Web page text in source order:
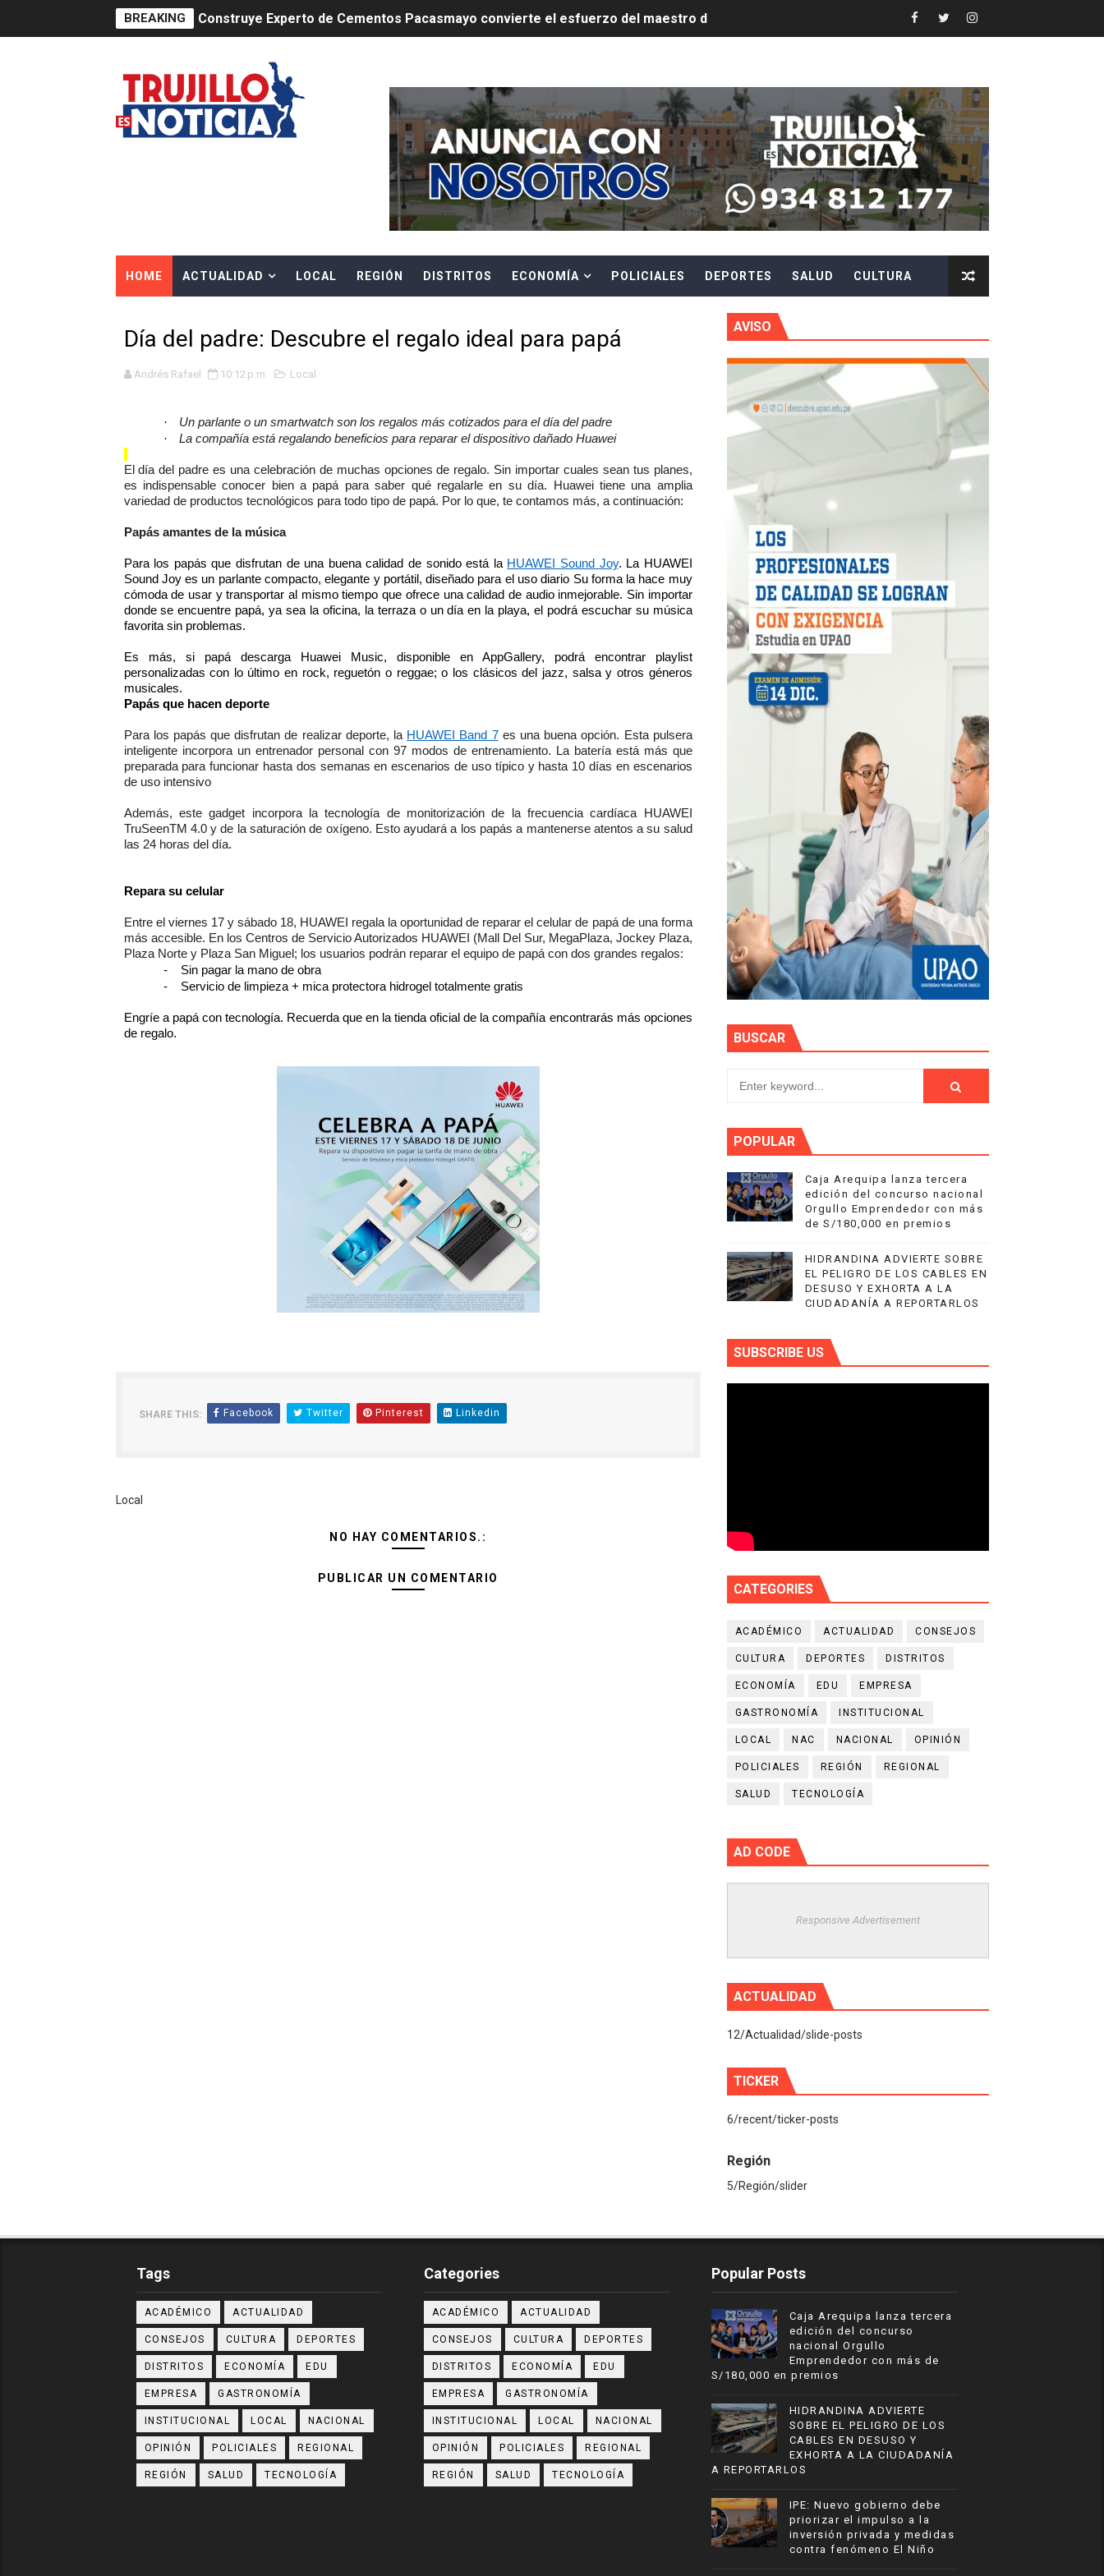
BREAKING Construye Experto de Cementos Pacasmayo convierte el esfuerzo del maestro de obra en beneficios para toda su familia
IPE: Nuevo gobierno debe priorizar el impulso a la inversión privada y medidas contra fenómeno El Niño
HIDRANDINA ALERTA SOBRE FALSOS TRABAJADORES Y BRINDA RECOMENDACIONES PARA EVITAR ROBOS Y ESTAFAS
HIDRANDINA ADVIERTE SOBRE EL PELIGRO DE LOS CABLES EN DESUSO Y EXHORTA A LA CIUDADANÍA A REPORTARLOS
HASTA EL 2 DE AGOSTO TIENEN PLAZO PARA PONERSE AL DÍA EN SU RECIBO Y PARTICIPAR EN EL SORTEO DE HIDRANDINA
Caja Arequipa lanza tercera edición del concurso nacional Orgullo Emprendedor con más de S/180,000 en premios
Tres de cada cuatro atenciones del OSIPTEL estuvieron relacionadas con el servicio móvil en primer semestre de 2026
OSIPTEL: nueve de cada 10 atenciones a usuarios de La Libertad fueron sobre el servicio móvil en el primer semestre de 2026
GEANMARCO QUEZADA PRESTÓ JURAMENTO COMO DIPUTADO "POR LA PACIFICACIÓN DE LA LIBERTAD"
14 COLEGIOS DE TRUJILLO Y VIRÚ BUSCAN LA ACREDITACIÓN DEL PROGRAMA “APRENDIENDO CON ENERGÍA” DE HIDRANDINA
¿Viajas por Fiestas Patrias? Así puedes evitar pagar por telefonía, internet o televisión de paga mientras no estés en casa
JAMES PÉREZ ASEGURA QUE EN SUS PRIMEROS MESES DE GESTIÓN RECUPERARÁ LAS PISTAS DE FLORENCIA DE MORA
MÁS DE 12 MIL USUARIOS QUEDARON SIN ENERGÍA POR NO RESPETARSE LAS DISTANCIAS MÍNIMAS DE SEGURIDAD
OSIPTEL: Ahora dar de baja tu servicio de internet o telefonía solo toma un día hábil
¿Viajas por fiestas patrias? OSIPTEL recomienda verificar la cobertura móvil de tu destino con Checa tu señal
REGULARIZA TUS DEUDAS POR VIDEO GESTIÓN, ACCEDE A FACILIDADES DE PAGO Y PARTICIPA EN EL SORTEO POR FIESTAS PATRIAS DE
HIDRANDINA: POR FIESTAS PATRIAS APROVECHA LAS FACILIDADES DE PAGO PARA REGULARIZAR DEUDAS ELÉCTRICAS
La Universidad de Piura comparte su propuesta académica con escolares y padres de Trujillo
OSIPTEL: empresas operadoras están obligadas a verificar tope de 7 líneas móviles de personas naturales durante contratación
Decano de Economistas: nuevo gobierno debe priorizar seguridad y facilitar proyecto hidrocarburífero en La Libertad
HOME ACTUALIDAD LOCAL REGIÓN DISTRITOS ECONOMÍA POLICIALES DEPORTES SALUD CULTURA
Día del padre: Descubre el regalo ideal para papá
Andrés Rafael 10:12 p.m. Local
· Un parlante o un smartwatch son los regalos más cotizados para el día del padre
· La compañía está regalando beneficios para reparar el dispositivo dañado Huawei
El día del padre es una celebración de muchas opciones de regalo. Sin importar cuales sean tus planes,
es indispensable conocer bien a papá para saber qué regalarle en su día. Huawei tiene una amplia
variedad de productos tecnológicos para todo tipo de papá. Por lo que, te contamos más, a continuación:
Papás amantes de la música
Para los papás que disfrutan de una buena calidad de sonido está la HUAWEI Sound Joy. La HUAWEI
Sound Joy es un parlante compacto, elegante y portátil, diseñado para el uso diario Su forma la hace muy
cómoda de usar y transportar al mismo tiempo que ofrece una calidad de audio inmejorable. Sin importar
donde se encuentre papá, ya sea la oficina, la terraza o un día en la playa, el podrá escuchar su música
favorita sin problemas.
Es más, si papá descarga Huawei Music, disponible en AppGallery, podrá encontrar playlist
personalizadas con lo último en rock, reguetón o reggae; o los clásicos del jazz, salsa y otros géneros
musicales.
Papás que hacen deporte
Para los papás que disfrutan de realizar deporte, la HUAWEI Band 7es una buena opción. Esta pulsera
inteligente incorpora un entrenador personal con 97 modos de entrenamiento. La batería está más que
preparada para funcionar hasta dos semanas en escenarios de uso típico y hasta 10 días en escenarios
de uso intensivo
Además, este gadget incorpora la tecnología de monitorización de la frecuencia cardíaca HUAWEI
TruSeenTM 4.0 y de la saturación de oxígeno. Esto ayudará a los papás a mantenerse atentos a su salud
las 24 horas del día.
Repara su celular
Entre el viernes 17 y sábado 18, HUAWEI regala la oportunidad de reparar el celular de papá de una forma
más accesible. En los Centros de Servicio Autorizados HUAWEI (Mall Del Sur, MegaPlaza, Jockey Plaza,
Plaza Norte y Plaza San Miguel; los usuarios podrán reparar el equipo de papá con dos grandes regalos:
- Sin pagar la mano de obra
- Servicio de limpieza + mica protectora hidrogel totalmente gratis
Engríe a papá con tecnología. Recuerda que en la tienda oficial de la compañía encontrarás más opciones
de regalo.
SHARE THIS: Facebook Twitter Pinterest Linkedin
Local
NO HAY COMENTARIOS.:
PUBLICAR UN COMENTARIO
AVISO
BUSCAR
POPULAR
Caja Arequipa lanza tercera
edición del concurso nacional
Orgullo Emprendedor con más
de S/180,000 en premios
HIDRANDINA ADVIERTE SOBRE
EL PELIGRO DE LOS CABLES EN
DESUSO Y EXHORTA A LA
CIUDADANÍA A REPORTARLOS
SUBSCRIBE US
CATEGORIES
ACADÉMICO ACTUALIDAD CONSEJOS
CULTURA DEPORTES DISTRITOS
ECONOMÍA EDU EMPRESA
GASTRONOMÍA INSTITUCIONAL
LOCAL NAC NACIONAL OPINIÓN
POLICIALES REGIÓN REGIONAL
SALUD TECNOLOGÍA
AD CODE
Responsive Advertisement
ACTUALIDAD
12/Actualidad/slide-posts
TICKER
6/recent/ticker-posts
Región
5/Región/slider
Tags
ACADÉMICO ACTUALIDAD
CONSEJOS CULTURA DEPORTES
DISTRITOS ECONOMÍA EDU
EMPRESA GASTRONOMÍA
INSTITUCIONAL LOCAL NACIONAL
OPINIÓN POLICIALES REGIONAL
REGIÓN SALUD TECNOLOGÍA
Categories
ACADÉMICO ACTUALIDAD
CONSEJOS CULTURA DEPORTES
DISTRITOS ECONOMÍA EDU
EMPRESA GASTRONOMÍA
INSTITUCIONAL LOCAL NACIONAL
OPINIÓN POLICIALES REGIONAL
REGIÓN SALUD TECNOLOGÍA
Popular Posts
Caja Arequipa lanza tercera
edición del concurso
nacional Orgullo
Emprendedor con más de
S/180,000 en premios
HIDRANDINA ADVIERTE
SOBRE EL PELIGRO DE LOS
CABLES EN DESUSO Y
EXHORTA A LA CIUDADANÍA
A REPORTARLOS
IPE: Nuevo gobierno debe
priorizar el impulso a la
inversión privada y medidas
contra fenómeno El Niño